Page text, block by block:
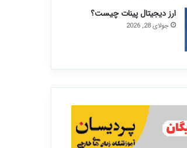
ارز دیجیتال پینات چیست؟
جولای 28, 2026